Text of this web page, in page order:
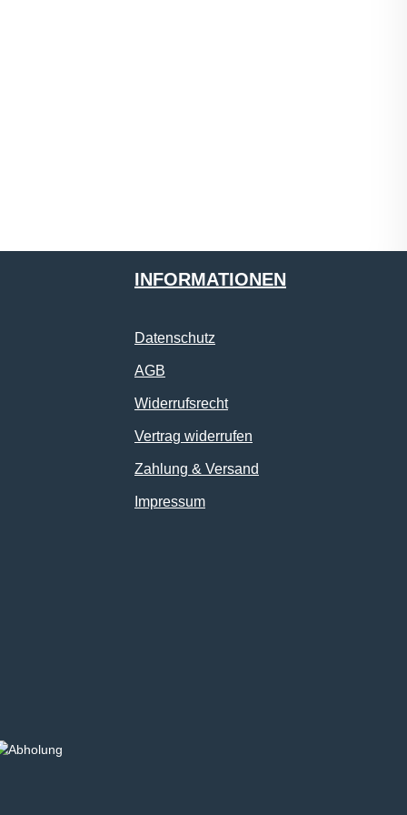
INFORMATIONEN
Datenschutz
AGB
Widerrufsrecht
Vertrag widerrufen
Zahlung & Versand
Impressum